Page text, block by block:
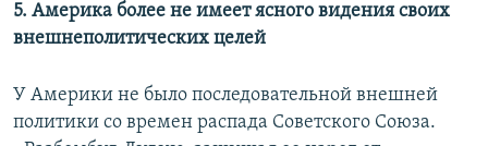
5. Америка более не имеет ясного видения своих
внешнеполитических целей
У Америки не было последовательной внешней
политики со времен распада Советского Союза.